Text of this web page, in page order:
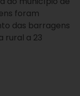
foram
das barragens
rural a 23